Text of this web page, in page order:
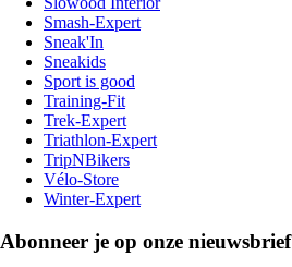
Smash-Expert
Sneak'In
Sneakids
Sport is good
Training-Fit
Trek-Expert
Triathlon-Expert
TripNBikers
Vélo-Store
Winter-Expert
Abonneer je op onze nieuwsbrief